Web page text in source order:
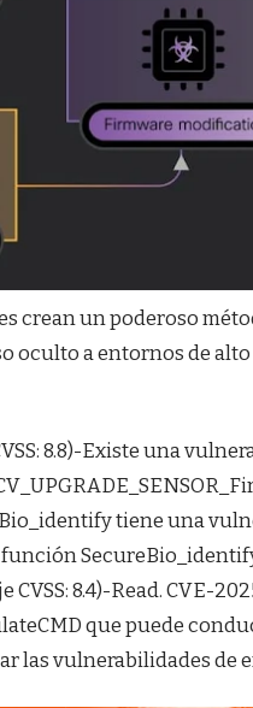
crean un poderoso
oculto a entornos de
8.8)-Existe una
tiene una
función
8.4)-Read. CVE-
que puede
las vulnerabilidades de